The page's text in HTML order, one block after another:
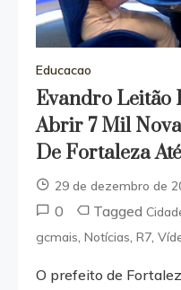
Educacao
Evandro Leitão
Abrir 7 Mil
De Fortaleza
29 de dezembro de
0 Tagged
gcmais, Notícias, R7,
O prefeito de